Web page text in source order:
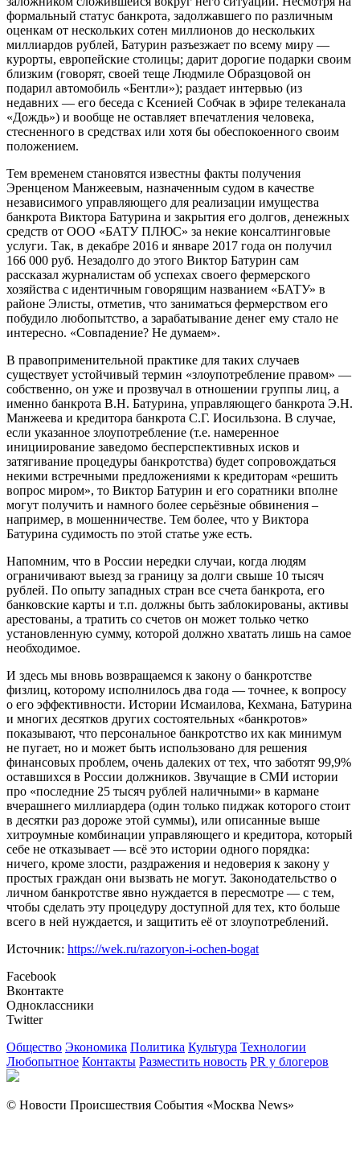
формальный статус банкрота, задолжавшего по различным
оценкам от нескольких сотен миллионов до нескольких
миллиардов рублей, Батурин разъезжает по всему миру —
курорты, европейские столицы; дарит дорогие подарки своим
близким (говорят, своей теще Людмиле Образцовой он
подарил автомобиль «Бентли»); раздает интервью (из
недавних — его беседа с Ксенией Собчак в эфире телеканала
«Дождь») и вообще не оставляет впечатления человека,
стесненного в средствах или хотя бы обеспокоенного своим
положением.
Тем временем становятся известны факты получения
Эренценом Манжеевым, назначенным судом в качестве
независимого управляющего для реализации имущества
банкрота Виктора Батурина и закрытия его долгов, денежных
средств от ООО «БАТУ ПЛЮС» за некие консалтинговые
услуги. Так, в декабре 2016 и январе 2017 года он получил
166 000 руб. Незадолго до этого Виктор Батурин сам
рассказал журналистам об успехах своего фермерского
хозяйства с идентичным говорящим названием «БАТУ» в
районе Элисты, отметив, что заниматься фермерством его
побудило любопытство, а зарабатывание денег ему стало не
интересно. «Совпадение? Не думаем».
В правоприменительной практике для таких случаев
существует устойчивый термин «злоупотребление правом» —
собственно, он уже и прозвучал в отношении группы лиц, а
именно банкрота В.Н. Батурина, управляющего банкрота Э.Н.
Манжеева и кредитора банкрота С.Г. Иосильзона. В случае,
если указанное злоупотребление (т.е. намеренное
инициирование заведомо бесперспективных исков и
затягивание процедуры банкротства) будет сопровождаться
некими встречными предложениями к кредиторам «решить
вопрос миром», то Виктор Батурин и его соратники вполне
могут получить и намного более серьёзные обвинения –
например, в мошенничестве. Тем более, что у Виктора
Батурина судимость по этой статье уже есть.
Напомним, что в России нередки случаи, когда людям
ограничивают выезд за границу за долги свыше 10 тысяч
рублей. По опыту западных стран все счета банкрота, его
банковские карты и т.п. должны быть заблокированы, активы
арестованы, а тратить со счетов он может только четко
установленную сумму, которой должно хватать лишь на самое
необходимое.
И здесь мы вновь возвращаемся к закону о банкротстве
физлиц, которому исполнилось два года — точнее, к вопросу
о его эффективности. Истории Исмаилова, Кехмана, Батурина
и многих десятков других состоятельных «банкротов»
показывают, что персональное банкротство их как минимум
не пугает, но и может быть использовано для решения
финансовых проблем, очень далеких от тех, что заботят 99,9%
оставшихся в России должников. Звучащие в СМИ истории
про «последние 25 тысяч рублей наличными» в кармане
вчерашнего миллиардера (один только пиджак которого стоит
в десятки раз дороже этой суммы), или описанные выше
хитроумные комбинации управляющего и кредитора, который
себе не отказывает — всё это истории одного порядка:
ничего, кроме злости, раздражения и недоверия к закону у
простых граждан они вызвать не могут. Законодательство о
личном банкротстве явно нуждается в пересмотре — с тем,
чтобы сделать эту процедуру доступной для тех, кто больше
всего в ней нуждается, и защитить её от злоупотреблений.
Источник: https://wek.ru/razoryon-i-ochen-bogat
Facebook
Вконтакте
Одноклассники
Twitter
Общество Экономика Политика Культура Технологии
Любопытное Контакты Разместить новость PR у блогеров
© Новости Происшествия События «Москва News»